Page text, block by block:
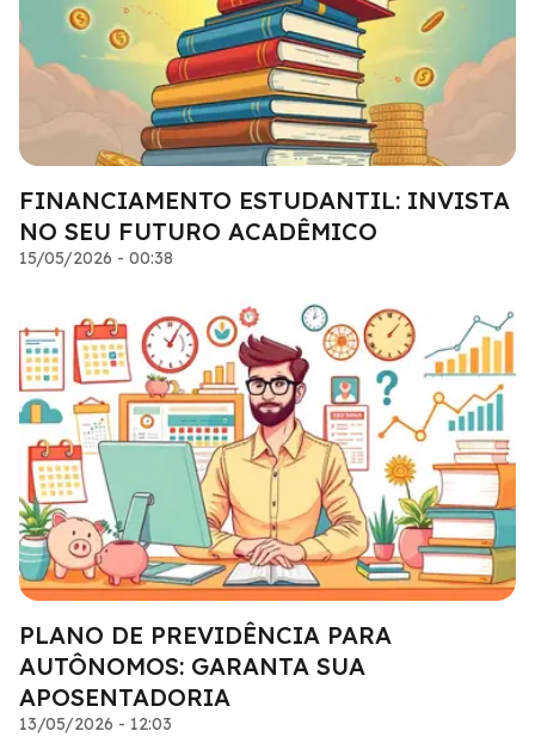
FINANCIAMENTO ESTUDANTIL: INVISTA
NO SEU FUTURO ACADÊMICO
15/05/2026 - 00:38
PLANO DE PREVIDÊNCIA PARA
AUTÔNOMOS: GARANTA SUA
APOSENTADORIA
13/05/2026 - 12:03